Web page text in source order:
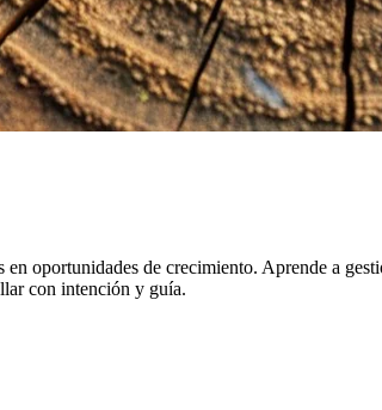
oportunidades de crecimiento. Aprende a
con intención y guía.